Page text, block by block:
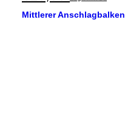
Mittlerer Anschlagbalken